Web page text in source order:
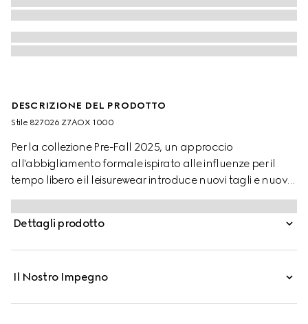
DESCRIZIONE DEL PRODOTTO
Stile ‎827026 Z7AOX 1000
Per la collezione Pre-Fall 2025, un approccio
all'abbigliamento formale ispirato alle influenze per il
tempo libero e il leisurewear introduce nuovi tagli e nuove
silhouette che combinano elementi esclusivi con dettagli
raffinati. Questo abito è realizzato in lana in colore nero.
Dettagli prodotto
Il Nostro Impegno